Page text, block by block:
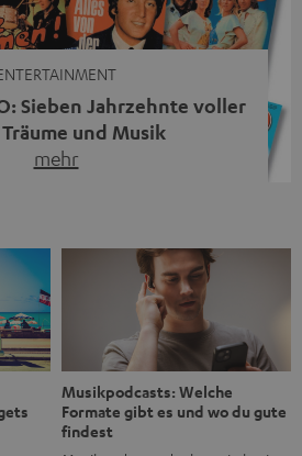
– und zeigt, dass man für großen
HiFi-Anlage mehr braucht.
Sieben Jahrzehnte voller
und Musik
mehr
Jugendliche durch Rock und
und große Fragen. Zum 70.
Blick zurück. Vom Filmheft zur
BRAVO ihren Ton fand Als die […]
Musikpodcasts: Welche
Formate gibt es und wo du gute
findest